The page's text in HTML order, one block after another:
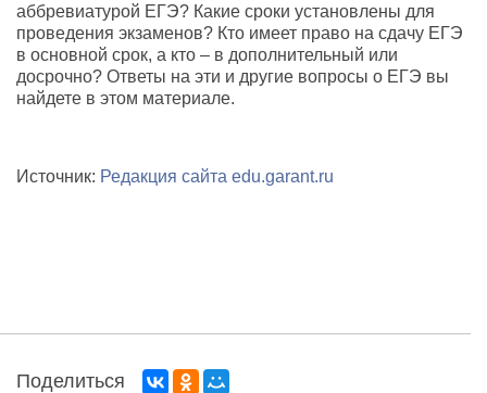
аббревиатурой ЕГЭ? Какие сроки установлены для
проведения экзаменов? Кто имеет право на сдачу ЕГЭ
в основной срок, а кто – в дополнительный или
досрочно? Ответы на эти и другие вопросы о ЕГЭ вы
найдете в этом материале.
Источник: Редакция сайта edu.garant.ru
Поделиться